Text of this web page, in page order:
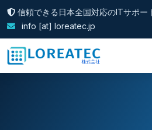
信頼できる日本全国対応のITサポー
info [at] loreatec.jp